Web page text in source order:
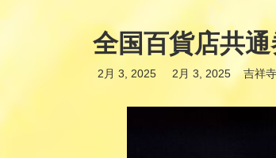
全国百貨店
2月 3, 2025
最
2月 3, 2025 吉祥